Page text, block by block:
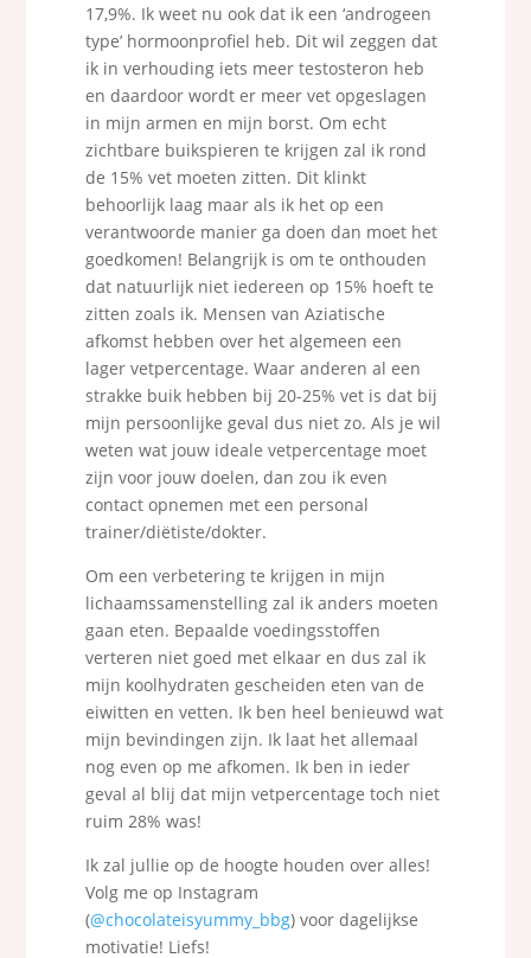
17,9%. Ik weet nu ook dat ik een ‘androgeen
type’ hormoonprofiel heb. Dit wil zeggen dat
ik in verhouding iets meer testosteron heb
en daardoor wordt er meer vet opgeslagen
in mijn armen en mijn borst. Om echt
zichtbare buikspieren te krijgen zal ik rond
de 15% vet moeten zitten. Dit klinkt
behoorlijk laag maar als ik het op een
verantwoorde manier ga doen dan moet het
goedkomen! Belangrijk is om te onthouden
dat natuurlijk niet iedereen op 15% hoeft te
zitten zoals ik. Mensen van Aziatische
afkomst hebben over het algemeen een
lager vetpercentage. Waar anderen al een
strakke buik hebben bij 20-25% vet is dat bij
mijn persoonlijke geval dus niet zo. Als je wil
weten wat jouw ideale vetpercentage moet
zijn voor jouw doelen, dan zou ik even
contact opnemen met een personal
trainer/diëtiste/dokter.
Om een verbetering te krijgen in mijn
lichaamssamenstelling zal ik anders moeten
gaan eten. Bepaalde voedingsstoffen
verteren niet goed met elkaar en dus zal ik
mijn koolhydraten gescheiden eten van de
eiwitten en vetten. Ik ben heel benieuwd wat
mijn bevindingen zijn. Ik laat het allemaal
nog even op me afkomen. Ik ben in ieder
geval al blij dat mijn vetpercentage toch niet
ruim 28% was!
Ik zal jullie op de hoogte houden over alles!
Volg me op Instagram
(@chocolateisyummy_bbg) voor dagelijkse
motivatie! Liefs!